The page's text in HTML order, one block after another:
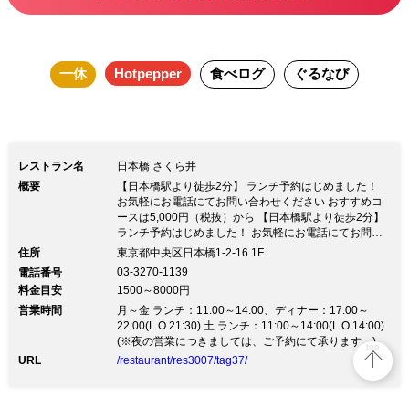
一休 Hotpepper 食べログ ぐるなび
レストラン名
日本橋 さくら井
概要
【日本橋駅より徒歩2分】 ランチ予約はじめました！
お気軽にお電話にてお問い合わせください おすすめコ
ースは5,000円（税抜）から 【日本橋駅より徒歩2分】
ランチ予約はじめました！ お気軽にお電話にてお問い
合わせください おすすめコースは5,000円（税抜）から
の趣溢れる、落ち着いた雰囲気の店内で味わえる ■見た
目も華やかな旬の味覚でおもてなし 『おまかせコー
ス』8,000円（税抜） 新鮮魚介と料理人の技が生きる握
りをご堪能いただけます お料理を彩るお飲物も全国各
地の銘酒をはじめ、各種豊富に 取り揃えております ※
コース内容はご予算に応じてご相談、ご用意致します。
■ランチ 出汁の効いた鴨汁うどんが絶品 『鴨汁うどん
定食』1,600円（税込） 雲丹醤油でお召し上がりくださ
住所
東京都中央区日本橋1-2-16 1F
電話番号
03-3270-1139
料金目安
1500～8000円
営業時間
月～金 ランチ：11:00～14:00、ディナー：17:00～
22:00(L.O.21:30) 土 ランチ：11:00～14:00(L.O.14:00)
(※夜の営業につきましては、ご予約にて承ります。)
URL
/restaurant/res3007/tag37/
top